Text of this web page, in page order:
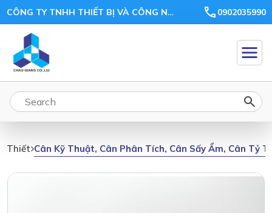
CÔNG TY TNHH THIẾT BỊ VÀ CÔNG NGHỆ CHÂU GIANG 0902035990
Thiết BịCân Kỹ Thuật, Cân Phân Tích, Cân Sấy Ẩm, Cân Tỷ